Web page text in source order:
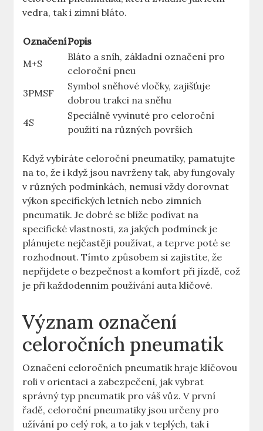
vedra, tak i zimní bláto.
OznačeníPopis
M+S
Bláto a sníh, základní označení pro
celoroční pneu
3PMSF
Symbol sněhové vločky, zajišťuje
dobrou trakci na sněhu
4S
Speciálně vyvinuté pro celoroční
použití na různých površích
Když vybíráte celoroční pneumatiky, pamatujte
na to, že i když jsou navrženy tak, aby fungovaly
v různých podmínkách, nemusí vždy dorovnat
výkon specifických letních nebo zimních
pneumatik. Je dobré se blíže podívat na
specifické vlastnosti, za jakých podmínek je
plánujete nejčastěji používat, a teprve poté se
rozhodnout. Tímto způsobem si zajistíte, že
nepřijdete o bezpečnost a komfort při jízdě, což
je při každodenním používání auta klíčové.
Význam označení
celoročních pneumatik
Označení celoročních pneumatik hraje klíčovou
roli v orientaci a zabezpečení, jak vybrat
správný typ pneumatik pro váš vůz. V první
řadě, celoroční pneumatiky jsou určeny pro
užívání po celý rok, a to jak v teplých, tak i